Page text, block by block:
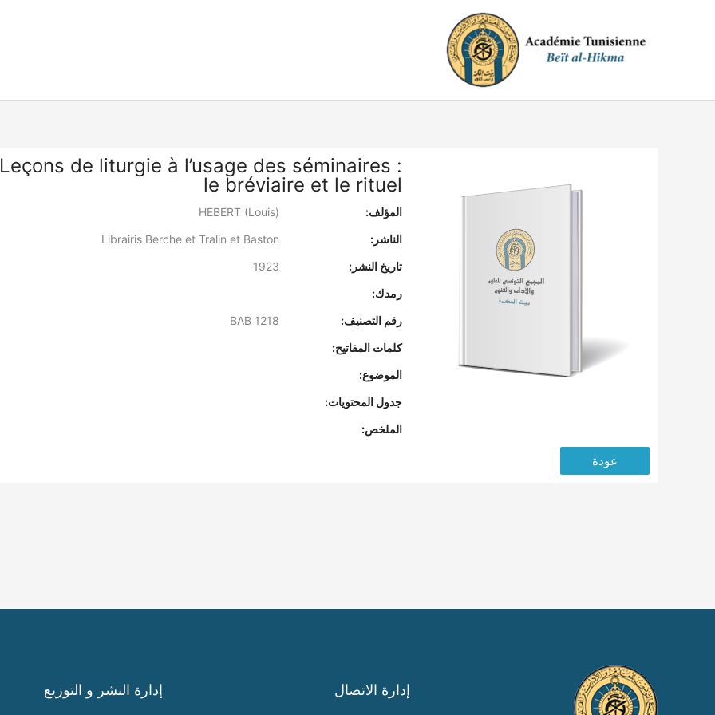
Leçons de liturgie à l’usage des séminaires :
le bréviaire et le rituel
المؤلف:
الناشر:
تاريخ النشر:
رمدك:
رقم التصنيف:
كلمات المفاتيح:
الموضوع:
جدول المحتويات:
الملخص:
عودة
إدارة الاتصال إدارة النشر و التوزيع